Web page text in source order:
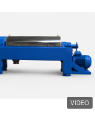
VIDEO